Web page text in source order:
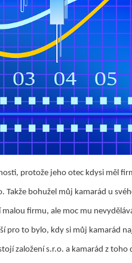
protože jeho otec kdysi měl
Takže bohužel můj kamarád u
firmu, ale moc mu
pro to bylo, kdy si můj kamarád
založení s.r.o. a kamarád z